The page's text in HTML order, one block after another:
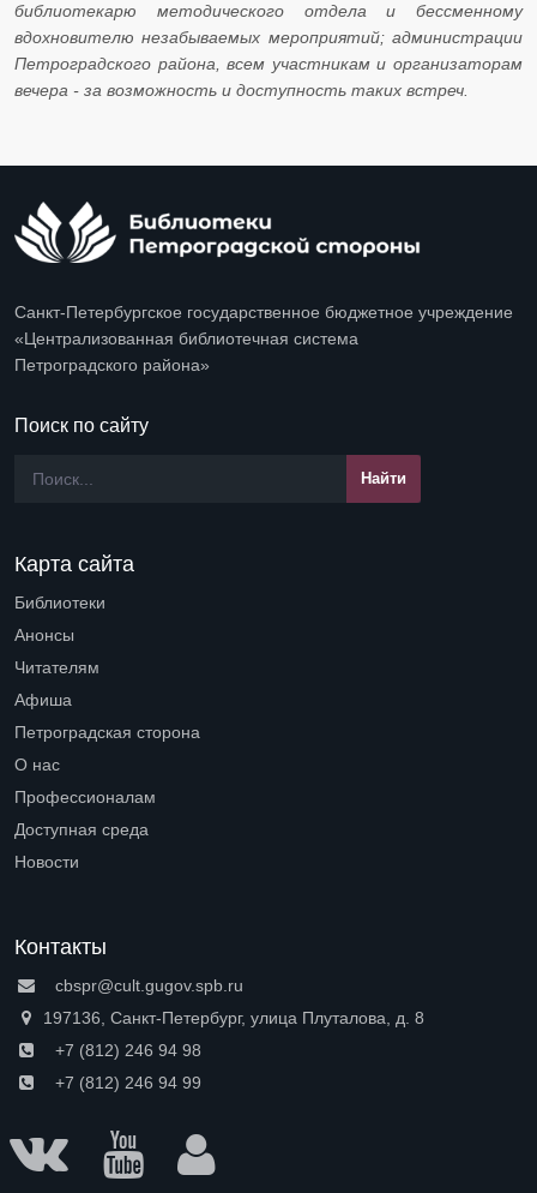
библиотекарю методического отдела и бессменному
вдохновителю незабываемых мероприятий; администрации
Петроградского района, всем участникам и организаторам
вечера - за возможность и доступность таких встреч.
Санкт-Петербургское государственное бюджетное учреждение
«Централизованная библиотечная система
Петроградского района»
Поиск по сайту
Карта сайта
Библиотеки
Анонсы
Читателям
Афиша
Петроградская сторона
О нас
Профессионалам
Доступная среда
Новости
Контакты
cbspr@cult.gugov.spb.ru
197136, Санкт-Петербург, улица Плуталова, д. 8
+7 (812) 246 94 98
+7 (812) 246 94 99